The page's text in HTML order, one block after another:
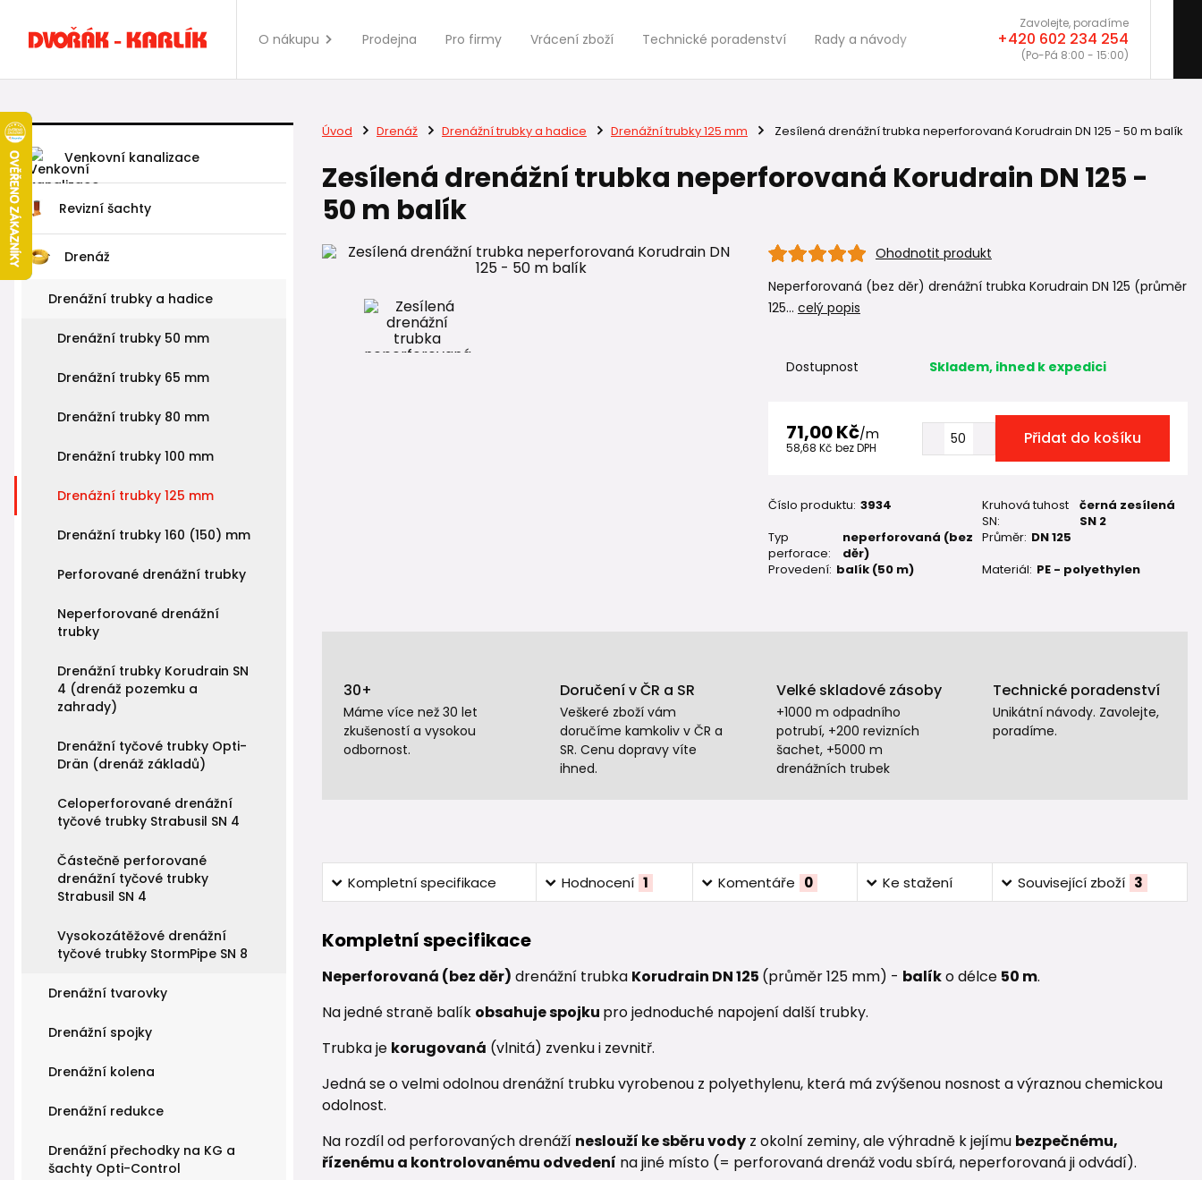
O nákupu Prodejna Pro firmy Vrácení zboží Technické poradenství Rady a návody
Zavolejte, poradíme
+420 602 234 254
(Po-Pá 8:00 - 15:00)
Venkovní kanalizace
Revizní šachty
Drenáž
Drenážní trubky a hadice
Drenážní trubky 50 mm
Drenážní trubky 65 mm
Drenážní trubky 80 mm
Drenážní trubky 100 mm
Drenážní trubky 125 mm
Drenážní trubky 160 (150) mm
Perforované drenážní trubky
Neperforované drenážní
trubky
Drenážní trubky Korudrain SN
4 (drenáž pozemku a
zahrady)
Drenážní tyčové trubky Opti-
Drän (drenáž základů)
Celoperforované drenážní
tyčové trubky Strabusil SN 4
Částečně perforované
drenážní tyčové trubky
Strabusil SN 4
Vysokozátěžové drenážní
tyčové trubky StormPipe SN 8
Drenážní tvarovky
Drenážní spojky
Drenážní kolena
Drenážní redukce
Drenážní přechodky na KG a
šachty Opti-Control
Úvod Drenáž Drenážní trubky a hadice Drenážní trubky 125 mm Zesílená drenážní trubka neperforovaná Korudrain DN 125 - 50 m balík
Zesílená drenážní trubka neperforovaná Korudrain DN 125 -
50 m balík
Ohodnotit produkt
Neperforovaná (bez děr) drenážní trubka Korudrain DN 125 (průměr
125... celý popis
Dostupnost Skladem, ihned k expedici
71,00 Kč/m
58,68 Kč bez DPH Přidat do košíku
Číslo produktu: 3934
Kruhová tuhost
SN:
černá zesílená
SN 2
Typ
perforace:
neperforovaná (bez
děr)
Průměr: DN 125
Provedení: balík (50 m) Materiál: PE - polyethylen
30+
Máme více než 30 let
zkušeností a vysokou
odbornost.
Doručení v ČR a SR
Veškeré zboží vám
doručíme kamkoliv v ČR a
SR. Cenu dopravy víte
ihned.
Velké skladové zásoby
+1000 m odpadního
potrubí, +200 revizních
šachet, +5000 m
drenážních trubek
Technické poradenství
Unikátní návody. Zavolejte,
poradíme.
Kompletní specifikace Hodnocení 1 Komentáře 0 Ke stažení Související zboží 3
Kompletní specifikace
Neperforovaná (bez děr) drenážní trubka Korudrain DN 125 (průměr 125 mm) - balíko délce 50 m.
Na jedné straně balík obsahuje spojku pro jednoduché napojení další trubky.
Trubka je korugovaná (vlnitá) zvenku i zevnitř.
Jedná se o velmi odolnou drenážní trubku vyrobenou z polyethylenu, která má zvýšenou nosnost a výraznou chemickou
odolnost.
Na rozdíl od perforovaných drenáží neslouží ke sběru vodyz okolní zeminy, ale výhradně k jejímu bezpečnému,
řízenému a kontrolovanému odvedení na jiné místo (= perforovaná drenáž vodu sbírá, neperforovaná ji odvádí).